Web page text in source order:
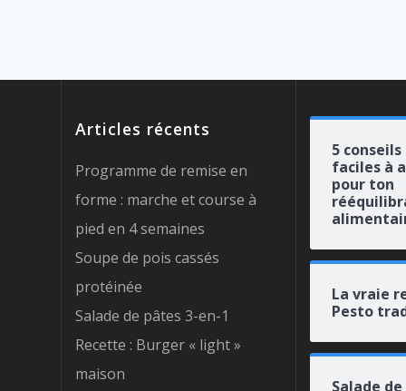
Articles récents
Programme de remise en
forme : marche et course à
pied en 4 semaines
Soupe de pois cassés
protéinée
Salade de pâtes 3-en-1
Recette : Burger « light »
maison
5
faciles à
pour ton
La vraie
Pesto
Salade